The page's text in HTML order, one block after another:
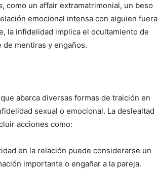
como un affair extramatrimonial, un beso
emocional intensa con alguien fuera
la infidelidad implica el ocultamiento de
de mentiras y engaños.
abarca diversas formas de traición en
sexual o emocional. La deslealtad
acciones como:
en la relación puede considerarse un
importante o engañar a la pareja.